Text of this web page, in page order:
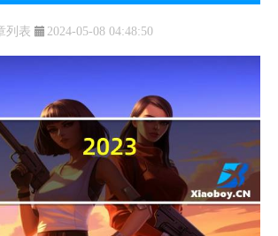
列表 2024-05-08 04:48:50